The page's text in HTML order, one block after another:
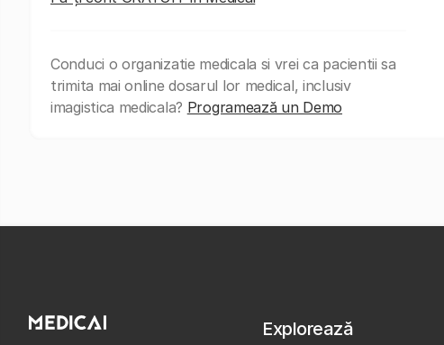
Conduci o organizatie medicala si vrei ca pacientii sa
trimita mai online dosarul lor medical, inclusiv
imagistica medicala? Programează un Demo
Explorează